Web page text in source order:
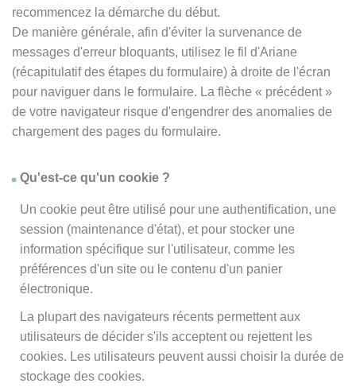
recommencez la démarche du début.
De manière générale, afin d'éviter la survenance de
messages d'erreur bloquants, utilisez le fil d'Ariane
(récapitulatif des étapes du formulaire) à droite de l'écran
pour naviguer dans le formulaire. La flèche « précédent »
de votre navigateur risque d'engendrer des anomalies de
chargement des pages du formulaire.
Qu'est-ce qu'un cookie ?
Un cookie peut être utilisé pour une authentification, une
session (maintenance d'état), et pour stocker une
information spécifique sur l'utilisateur, comme les
préférences d'un site ou le contenu d'un panier
électronique.
La plupart des navigateurs récents permettent aux
utilisateurs de décider s'ils acceptent ou rejettent les
cookies. Les utilisateurs peuvent aussi choisir la durée de
stockage des cookies.